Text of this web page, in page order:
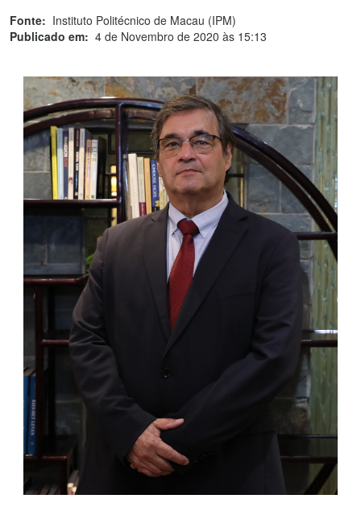
Fonte: Instituto Politécnico de Macau (IPM)
Publicado em: 4 de Novembro de 2020 às 15:13